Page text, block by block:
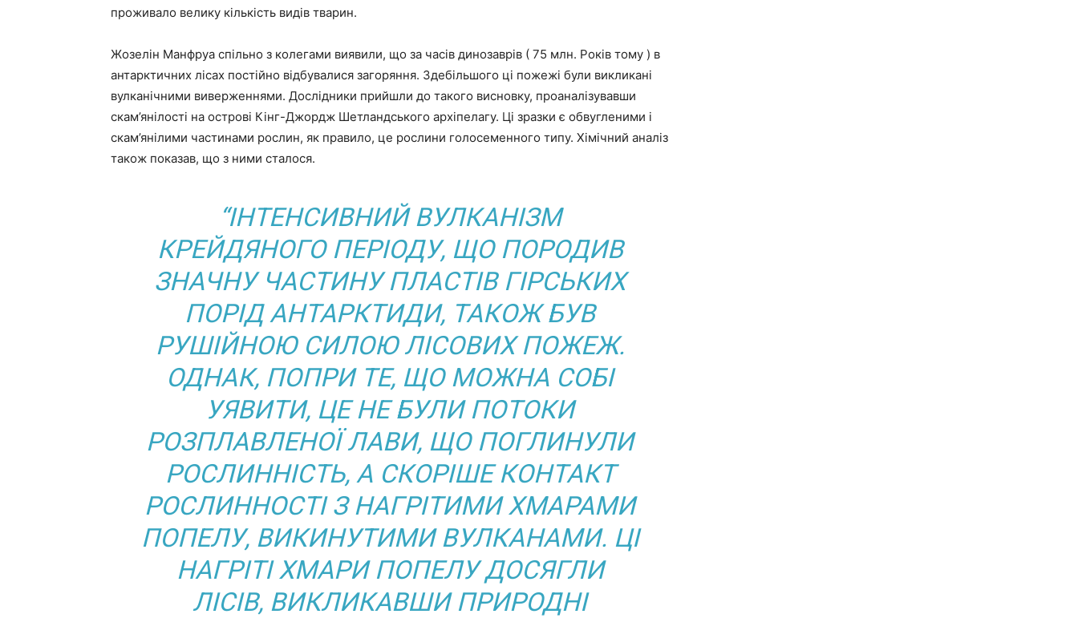
проживало велику кількість видів тварин.
Жозелін Манфруа спільно з колегами виявили, що за часів динозаврів ( 75 млн. Років тому ) в
антарктичних лісах постійно відбувалися загоряння. Здебільшого ці пожежі були викликані
вулканічними виверженнями. Дослідники прийшли до такого висновку, проаналізувавши
скам’янілості на острові Кінг-Джордж Шетландського архіпелагу. Ці зразки є обвугленими і
скам’янілими частинами рослин, як правило, це рослини голосеменного типу. Хімічний аналіз
також показав, що з ними сталося.
“ІНТЕНСИВНИЙ ВУЛКАНІЗМ
КРЕЙДЯНОГО ПЕРІОДУ, ЩО ПОРОДИВ
ЗНАЧНУ ЧАСТИНУ ПЛАСТІВ ГІРСЬКИХ
ПОРІД АНТАРКТИДИ, ТАКОЖ БУВ
РУШІЙНОЮ СИЛОЮ ЛІСОВИХ ПОЖЕЖ.
ОДНАК, ПОПРИ ТЕ, ЩО МОЖНА СОБІ
УЯВИТИ, ЦЕ НЕ БУЛИ ПОТОКИ
РОЗПЛАВЛЕНОЇ ЛАВИ, ЩО ПОГЛИНУЛИ
РОСЛИННІСТЬ, А СКОРІШЕ КОНТАКТ
РОСЛИННОСТІ З НАГРІТИМИ ХМАРАМИ
ПОПЕЛУ, ВИКИНУТИМИ ВУЛКАНАМИ. ЦІ
НАГРІТІ ХМАРИ ПОПЕЛУ ДОСЯГЛИ
ЛІСІВ, ВИКЛИКАВШИ ПРИРОДНІ